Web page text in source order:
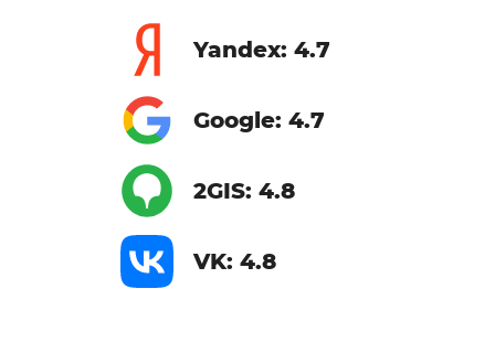
Yandex: 4.7
Google: 4.7
2GIS: 4.8
VK: 4.8